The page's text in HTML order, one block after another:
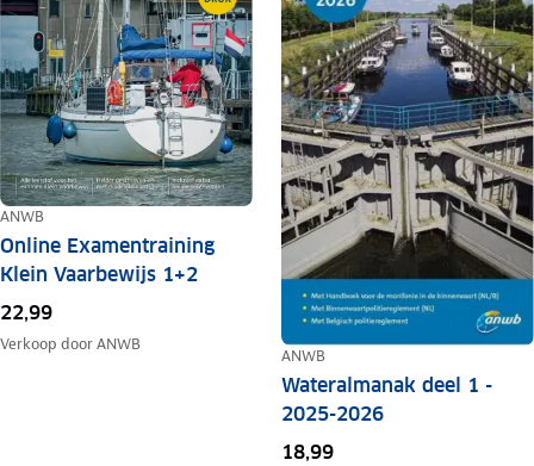
ANWB
Online Examentraining
Klein Vaarbewijs 1+2
22,99
Verkoop doorANWB
ANWB
Wateralmanak deel 1 -
2025-2026
18,99